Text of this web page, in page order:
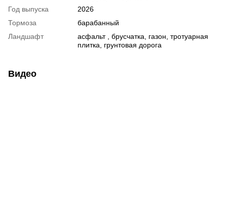
Год выпуска
2026
Тормоза
барабанный
Ландшафт
асфальт , брусчатка, газон, тротуарная
плитка, грунтовая дорога
Видео